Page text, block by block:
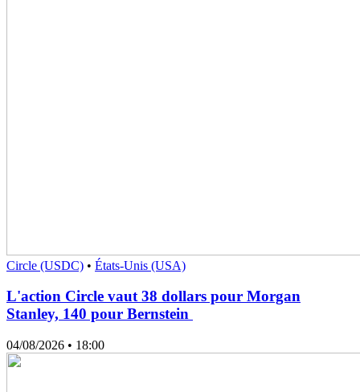
Circle (USDC) • États-Unis (USA)
L'action Circle vaut 38 dollars pour Morgan
Stanley, 140 pour Bernstein
04/08/2026 • 18:00